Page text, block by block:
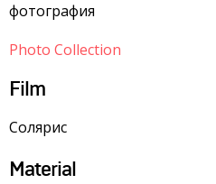
фотография
Photo Collection
Film
Солярис
Material